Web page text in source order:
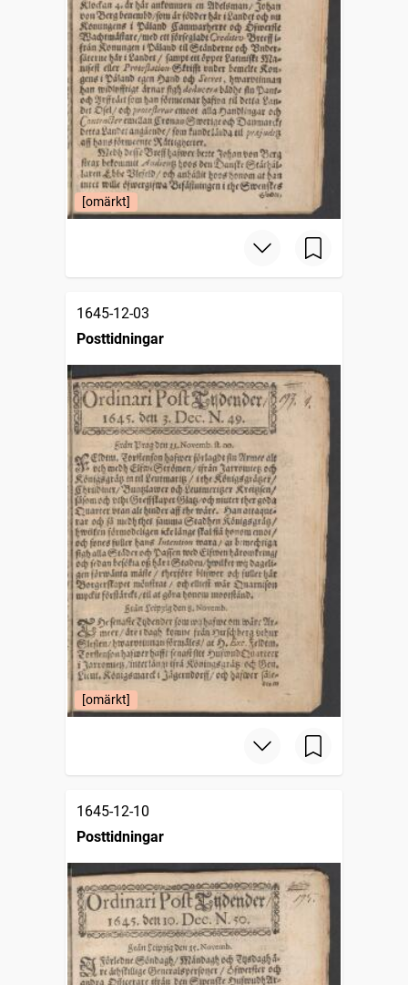
[omärkt]
1645-12-03
Posttidningar
[omärkt]
1645-12-10
Posttidningar